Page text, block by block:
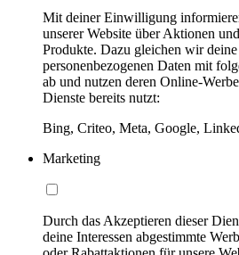
Mit deiner Einwilligung
unserer Website über Aktionen
Produkte. Dazu gleichen wir deine
personenbezogenen Daten mit
ab und nutzen deren Online-
Dienste bereits nutzt:
Bing, Criteo, Meta, Google,
Marketing
Durch das Akzeptieren dieser
deine Interessen abgestimmte